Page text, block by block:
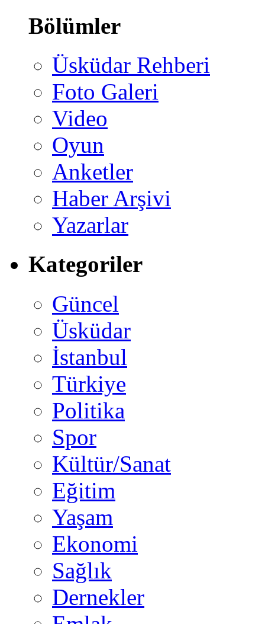
Bölümler
Üsküdar Rehberi
Foto Galeri
Video
Oyun
Anketler
Haber Arşivi
Yazarlar
Kategoriler
Güncel
Üsküdar
İstanbul
Türkiye
Politika
Spor
Kültür/Sanat
Eğitim
Yaşam
Ekonomi
Sağlık
Dernekler